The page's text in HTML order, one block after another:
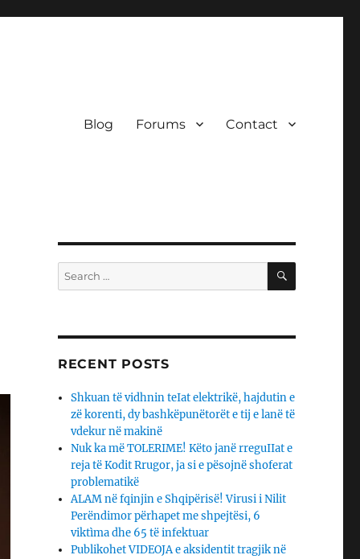
Blog Forums Contact
Search
for:
SEARCH
RECENT POSTS
Shkuan të vidhnin teIat elektrikë, hajdutin e
zë korenti, dy bashkëpunëtorët e tij e lanë të
vdekur në makinë
Nuk ka më TOLERIME! Këto janë rreguIIat e
reja të Kodit Rrugor, ja si e pësojnë shoferat
problematikë
ALAM në fqinjin e Shqipërisë! Virusi i Nilit
Perëndimor përhapet me shpejtësi, 6
viktìma dhe 65 të infektuar
Publikohet VIDEOJA e aksidentit tragjik në